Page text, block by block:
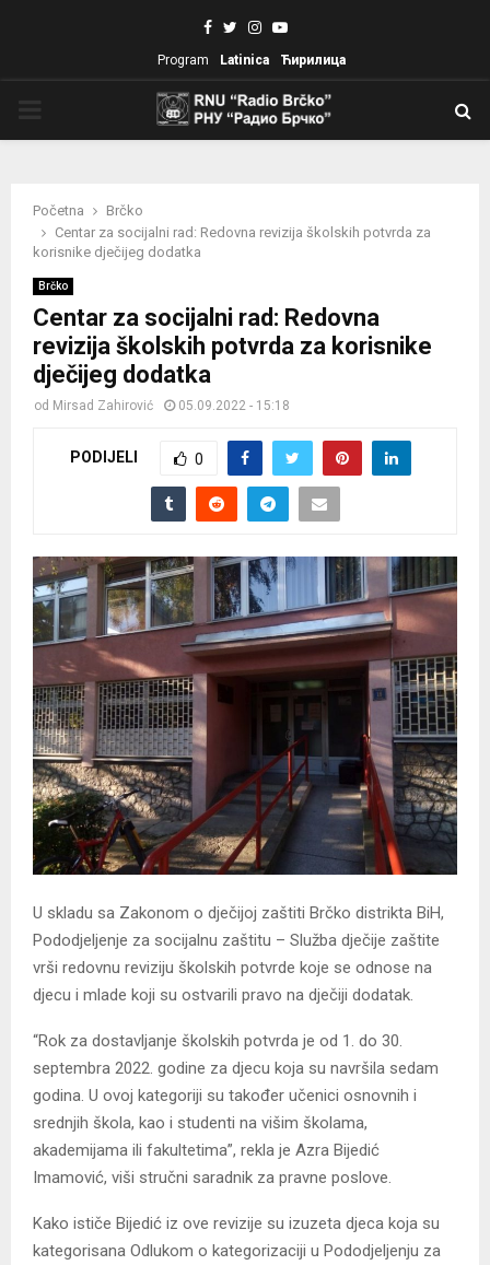
Facebook
TwitterInstagram
Youtube
Program Latinica Ћирилица
Početna
Brčko
Centar za socijalni rad: Redovna revizija školskih potvrda za
korisnike dječijeg dodatka
Brčko
Centar za socijalni rad: Redovna
revizija školskih potvrda za korisnike
dječijeg dodatka
od Mirsad Zahirović 05.09.2022 - 15:18
PODIJELI 0
U skladu sa Zakonom o dječijoj zaštiti Brčko distrikta BiH,
Pododjeljenje za socijalnu zaštitu – Služba dječije zaštite
vrši redovnu reviziju školskih potvrde koje se odnose na
djecu i mlade koji su ostvarili pravo na dječiji dodatak.
“Rok za dostavljanje školskih potvrda je od 1. do 30.
septembra 2022. godine za djecu koja su navršila sedam
godina. U ovoj kategoriji su također učenici osnovnih i
srednjih škola, kao i studenti na višim školama,
akademijama ili fakultetima”, rekla je Azra Bijedić
Imamović, viši stručni saradnik za pravne poslove.
Kako ističe Bijedić iz ove revizije su izuzeta djeca koja su
kategorisana Odlukom o kategorizaciji u Pododjeljenju za